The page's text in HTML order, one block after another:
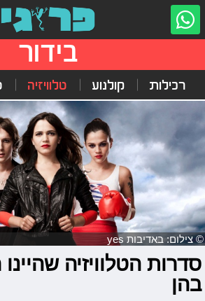
בידור
רכילות קולנוע טלוויזיה
© צילום: באדיבות yes
סדרות הטלוויזיה
בהן